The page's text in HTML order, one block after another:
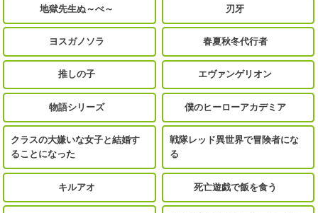
地獄先生ぬ～べ～ 刃牙
ヨスガノソラ 春夏秋冬代行者
推しの子 エヴァンゲリオン
物語シリーズ 僕のヒーローアカデミア
クラスの大嫌いな女子と結婚す
ることになった
戦隊レッド異世界で冒険者にな
る
キルアオ 死亡遊戯で飯を食う